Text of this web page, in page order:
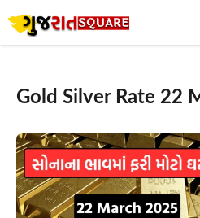
to
Gold Silver Rate 22